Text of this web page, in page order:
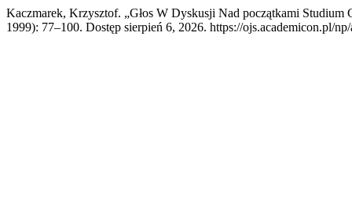
Kaczmarek, Krzysztof. „Głos W Dyskusji Nad początkami
1999): 77–100. Dostęp sierpień 6, 2026. https://ojs.academicon.pl/